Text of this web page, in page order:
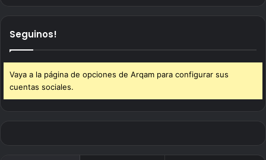
Seguinos!
Vaya a la página de opciones de Arqam para configurar sus
cuentas sociales.